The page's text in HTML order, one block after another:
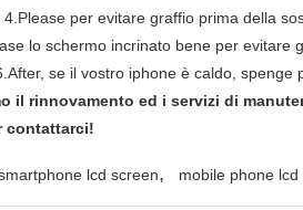
per evitare graffio prima della
lo schermo incrinato bene per evitare
se il vostro iphone è caldo,
il rinnovamento ed i servizi di
contattarci!
lcd screen, mobile phone lcd